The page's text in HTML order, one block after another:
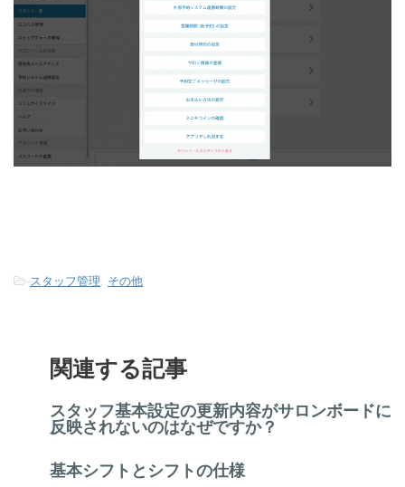
-スタッフ管理 その他
関連する記事
スタッフ基本設定の更新内容がサロンボードに
反映されないのはなぜですか？
基本シフトとシフトの仕様